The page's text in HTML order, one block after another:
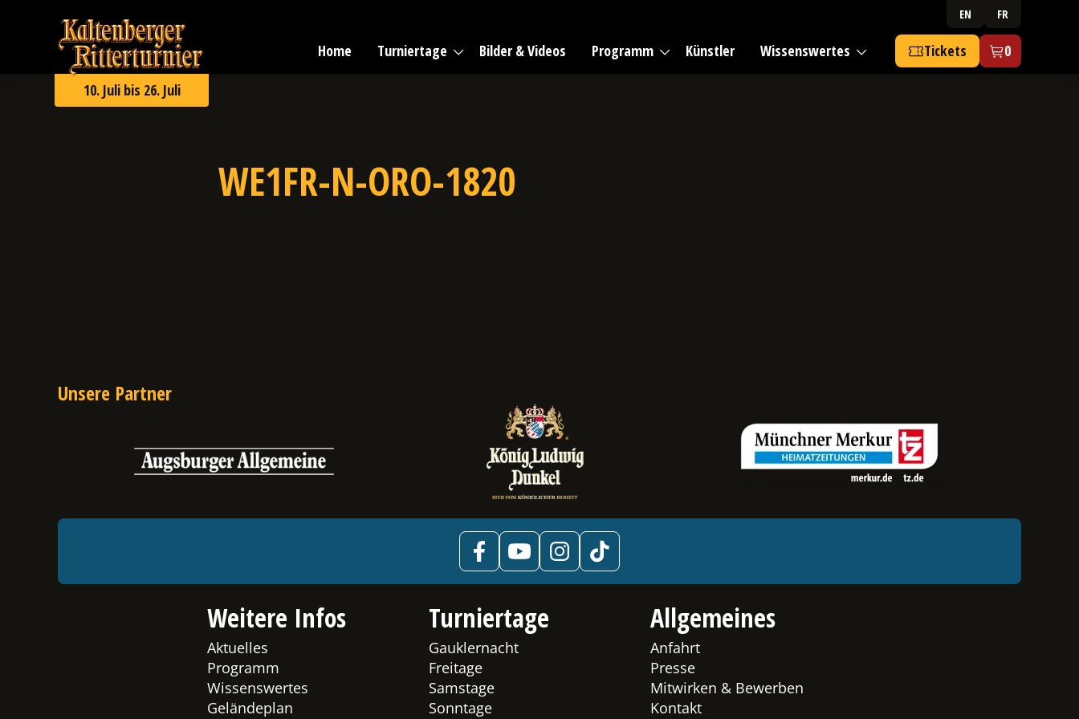
springen
Kaltenberger
Ritterturnier
2026
Home Turniertage Bilder & Videos Programm Künstler Wissenswertes
EN FR
Tickets 0
10. Juli bis 26. Juli
WE1FR-N-ORO-1820
Unsere Partner
Weitere Infos
Aktuelles
Programm
Wissenswertes
Geländeplan
Turniertage
Gauklernacht
Freitage
Samstage
Sonntage
Allgemeines
Anfahrt
Presse
Mitwirken & Bewerben
Kontakt